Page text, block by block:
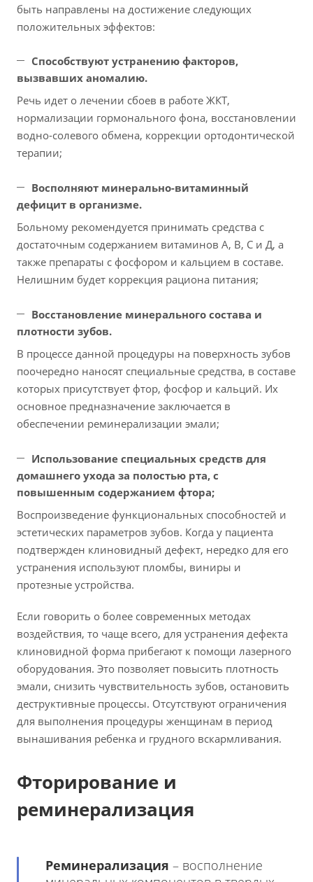
быть направлены на достижение следующих
положительных эффектов:
Способствуют устранению факторов,
вызвавших аномалию.
Речь идет о лечении сбоев в работе ЖКТ,
нормализации гормонального фона, восстановлении
водно-солевого обмена, коррекции ортодонтической
терапии;
Восполняют минерально-витаминный
дефицит в организме.
Больному рекомендуется принимать средства с
достаточным содержанием витаминов А, В, С и Д, а
также препараты с фосфором и кальцием в составе.
Нелишним будет коррекция рациона питания;
Восстановление минерального состава и
плотности зубов.
В процессе данной процедуры на поверхность зубов
поочередно наносят специальные средства, в составе
которых присутствует фтор, фосфор и кальций. Их
основное предназначение заключается в
обеспечении реминерализации эмали;
Использование специальных средств для
домашнего ухода за полостью рта, с
повышенным содержанием фтора;
Воспроизведение функциональных способностей и
эстетических параметров зубов. Когда у пациента
подтвержден клиновидный дефект, нередко для его
устранения используют пломбы, виниры и
протезные устройства.
Если говорить о более современных методах
воздействия, то чаще всего, для устранения дефекта
клиновидной форма прибегают к помощи лазерного
оборудования. Это позволяет повысить плотность
эмали, снизить чувствительность зубов, остановить
деструктивные процессы. Отсутствуют ограничения
для выполнения процедуры женщинам в период
вынашивания ребенка и грудного вскармливания.
Фторирование и
реминерализация
Реминерализация – восполнение